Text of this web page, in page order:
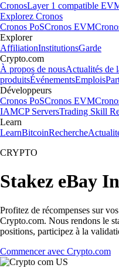
CronosLayer 1 compatible
Explorez Cronos
Cronos PoSCronos EVM
Explorer
AffiliationInstitutionsGarde
Crypto.com
À propos de nousActualités de
produitsÉvénementsEmplois
Développeurs
Cronos PoSCronos EVM
IAMCP ServersTrading Skill
Learn
LearnBitcoinRecherche
CRYPTO
Stakez eBay
Profitez de récompenses sur
Crypto.com. Nous rendons le
positions, participez à la
Commencer avec Crypto.com